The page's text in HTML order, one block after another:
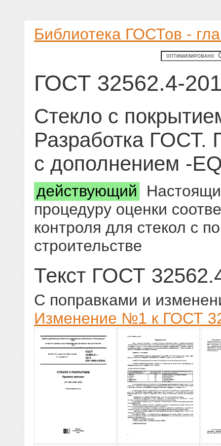
Библиотека ГОСТов -
ГОСТ 32562.4-
Стекло с
Разработка
с дополнением -
действующий
процедуру оценки
контроля для стекол с
строительстве
Текст ГОСТ
С поправками и
Изменение №1 к ГОСТ